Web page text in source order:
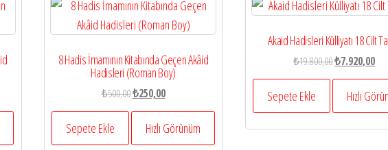
8 Hadis İmamının Kitabında Geçen Akâid
Hadisleri (Roman Boy)
₺500,00Orijinal
fiyat:
₺500,00.
₺250,00Şu
andaki
fiyat:
₺250,00.
Sepete Ekle Hızlı Görünüm
Akaid Hadisleri Külliyatı 18 Cilt
₺19.800,00Orijinal
fiyat:
₺19.800,00.
₺7.920,00Şu
Sepete Ekle Hızlı